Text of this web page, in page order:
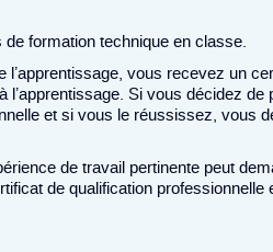
formation technique en classe.
l’apprentissage, vous recevez un
l’apprentissage. Si vous décidez de
et si vous le réussissez, vous
de travail pertinente peut
de qualification professionnelle